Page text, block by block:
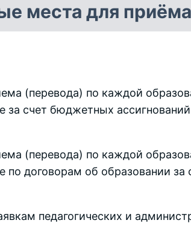
места для
(перевода) по каждой
за счет бюджетных
(перевода) по каждой
по договорам об образовании
педагогических и